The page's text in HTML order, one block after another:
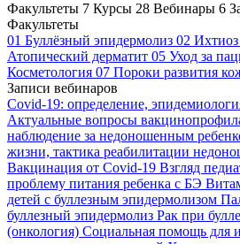
Факультеты 7 Курсы 28 Вебинары 6
Факультеты
01 Буллёзный эпидермолиз 02 Ихтиоз
Атопический дерматит 05 Уход за
Косметология 07 Пороки развития
Записи вебинаров
Covid-19: определение,
Актуальные вопросы
наблюдение за недоношенным
жизни, тактика реабилитации
Вакцинация от Covid-19 Взгляд
проблему питания ребенка с БЭ
детей с буллезным эпидермолизом
буллезный эпидермолиз Рак при
(онкология) Социальная помощь для